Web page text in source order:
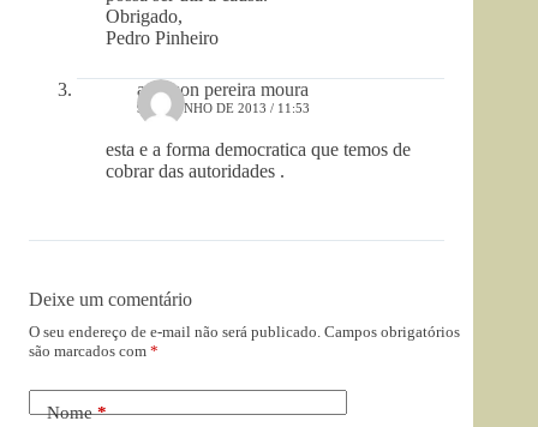
Obrigado,
Pedro Pinheiro
adailson pereira moura
9 DE JUNHO DE 2013 / 11:53
esta e a forma democratica que temos de
cobrar das autoridades .
Deixe um comentário
O seu endereço de e-mail não será publicado. Campos obrigatórios
são marcados com *
Nome*